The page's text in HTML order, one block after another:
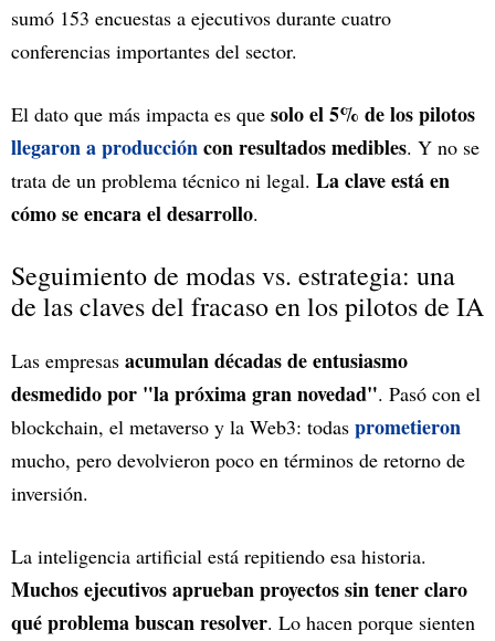
sumó 153 encuestas a ejecutivos durante cuatro
conferencias importantes del sector.
El dato que más impacta es que solo el 5% de los pilotos
llegaron a produccióncon resultados medibles. Y no se
trata de un problema técnico ni legal. La clave está en
cómo se encara el desarrollo.
Seguimiento de modas vs. estrategia: una
de las claves del fracaso en los pilotos de IA
Las empresas acumulan décadas de entusiasmo
desmedido por "la próxima gran novedad". Pasó con el
blockchain, el metaverso y la Web3: todas prometieron
mucho, pero devolvieron poco en términos de retorno de
inversión.
La inteligencia artificial está repitiendo esa historia.
Muchos ejecutivos aprueban proyectos sin tener claro
qué problema buscan resolver. Lo hacen porque sienten